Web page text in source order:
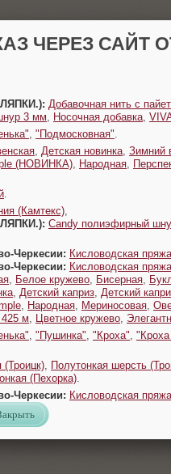
ЧЕРЕЗ САЙТ
Добавочная нить с
3 мм Носочная добавка
"Подмосковная"
Детская новинка Зимний
(НОВИНКА) Народная
(Камтекс)
Candy полиэфирный
Черкесии: Кисловодская
Черкесии: Кисловодская
Белое кружево Бисерная
Детский каприз Детский
Народная Мериносовая
м Цветное кружево
"Пушинка" "Кроха" "Кроха
(Троицк) Полутонкая шерсть
(Пехорка)
Черкесии: Кисловодская